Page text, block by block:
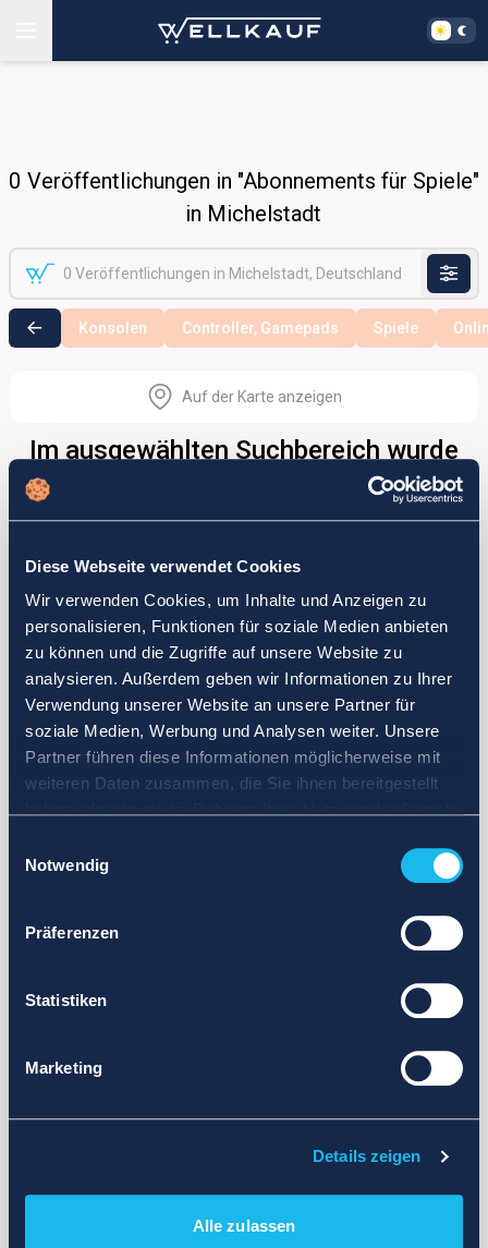
Diese Webseite verwendet Cookies
Wir verwenden Cookies, um Inhalte und Anzeigen zu
personalisieren, Funktionen für soziale Medien anbieten
zu können und die Zugriffe auf unsere Website zu
analysieren. Außerdem geben wir Informationen zu Ihrer
Verwendung unserer Website an unsere Partner für
soziale Medien, Werbung und Analysen weiter. Unsere
Partner führen diese Informationen möglicherweise mit
weiteren Daten zusammen, die Sie ihnen bereitgestellt
Notwendig
Präferenzen
Statistiken
Marketing
Details zeigen
Alle zulassen
0 Veröffentlichungen in "Abonnements für Spiele"
in Michelstadt
Konsolen Controller, Gamepads Spiele
Auf der Karte anzeigen
Im ausgewählten Suchbereich wurde
Abfrage neu oder legen Sie weniger strenge Grenzen fest.
wenn Anzeigen verfügbar sind.